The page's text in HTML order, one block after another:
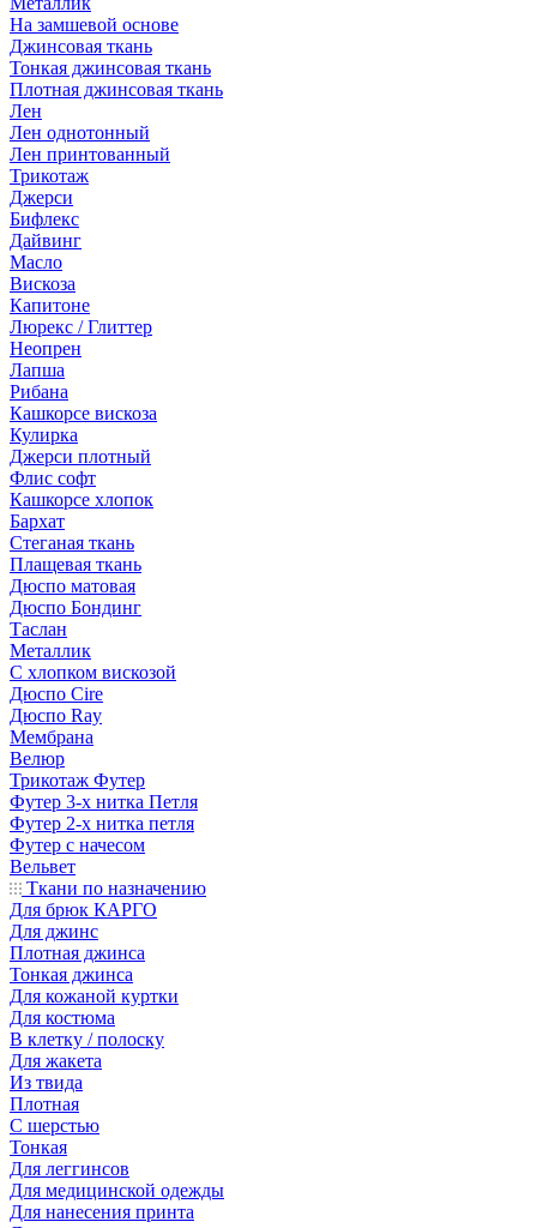
На замшевой основе
Джинсовая ткань
Тонкая джинсовая ткань
Плотная джинсовая ткань
Лен
Лен однотонный
Лен принтованный
Трикотаж
Джерси
Бифлекс
Дайвинг
Масло
Вискоза
Капитоне
Люрекс / Глиттер
Неопрен
Лапша
Рибана
Кашкорсе вискоза
Кулирка
Джерси плотный
Флис софт
Кашкорсе хлопок
Бархат
Стеганая ткань
Плащевая ткань
Дюспо матовая
Дюспо Бондинг
Таслан
Металлик
С хлопком вискозой
Дюспо Cire
Дюспо Ray
Мембрана
Велюр
Трикотаж Футер
Футер 3-х нитка Петля
Футер 2-х нитка петля
Футер с начесом
Вельвет
Ткани по назначению
Для брюк КАРГО
Для джинс
Плотная джинса
Тонкая джинса
Для кожаной куртки
Для костюма
В клетку / полоску
Для жакета
Из твида
Плотная
С шерстью
Тонкая
Для леггинсов
Для медицинской одежды
Для нанесения принта